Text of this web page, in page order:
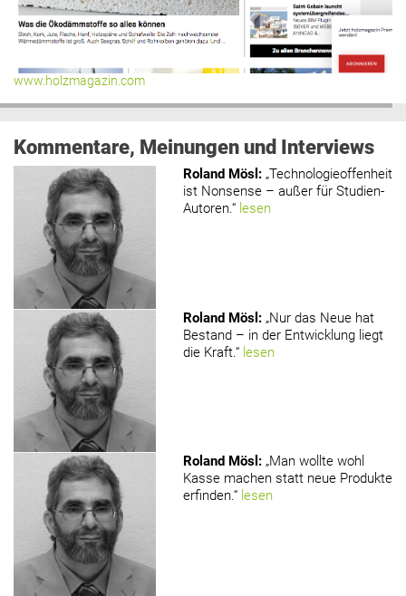
www.holzmagazin.com
Kommentare, Meinungen und Interviews
Roland Mösl : „Technologieoffenheit
ist Nonsense – außer für Studien-
Autoren.“ lesen
Roland Mösl : „Nur das Neue hat
Bestand – in der Entwicklung liegt
die Kraft.“ lesen
Roland Mösl : „Man wollte wohl
Kasse machen statt neue Produkte
erfinden.“ lesen